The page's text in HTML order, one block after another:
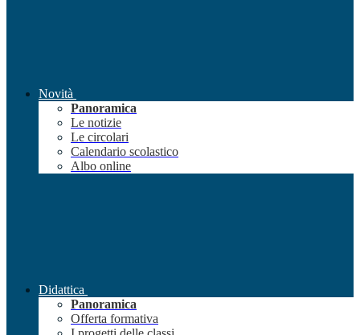
Novità
Panoramica
Le notizie
Le circolari
Calendario scolastico
Albo online
Didattica
Panoramica
Offerta formativa